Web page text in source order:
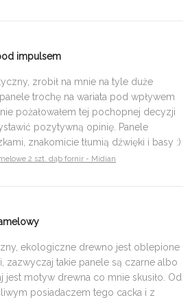
impulsem
zrobił na mnie na tyle duże
trochę na wariata pod wpływem
pożałowałem tej pochopnej decyzji
pozytywną opinię. Panele
znakomicie tłumią dźwięki i basy :)
2 szt. dąb fornir - Midian
ekologiczne drewno jest oblepione
zazwyczaj takie panele są czarne albo
jest motyw drewna co mnie skusiło. Od
posiadaczem tego cacka i z